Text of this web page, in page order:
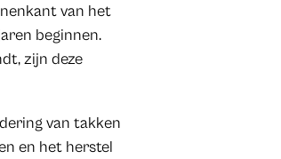
van het
beginnen.
zijn deze
van takken
en het herstel